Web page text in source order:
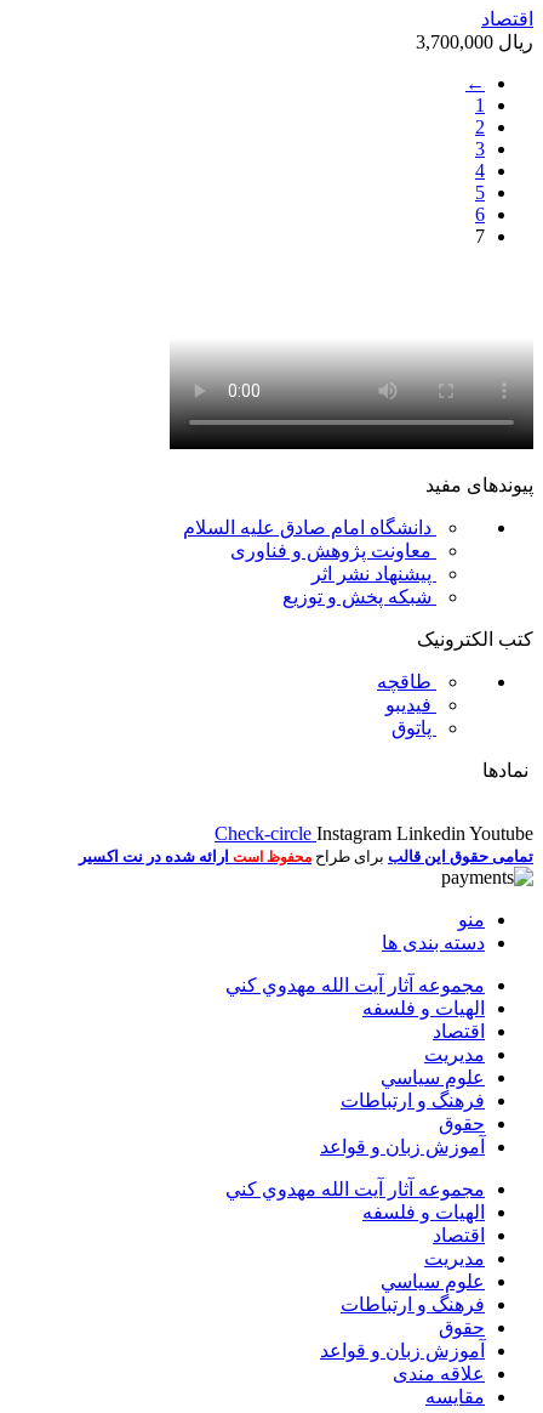
اقتصاد
ریال
←
1
2
3
4
5
6
7
پیوندهای مفید
دانشگاه امام صادق علیه السلام
معاونت پژوهش و فناوری
پیشنهاد نشر اثر
شبکه پخش و توزیع
کتب الکترونیک
طاقچه
فیدیبو
پاتوق
نمادها
Check-circle Instagram Linkedin Youtube
تمامی حقوق این قالب برای طراح محفوظ است ارائه شده در نت اکسیر
منو
دسته بندی ها
مجموعه آثار آيت الله مهدوي كني
الهیات و فلسفه
اقتصاد
مديريت
علوم سياسي
فرهنگ و ارتباطات
حقوق
آموزش زبان و قواعد
مجموعه آثار آيت الله مهدوي كني
الهیات و فلسفه
اقتصاد
مديريت
علوم سياسي
فرهنگ و ارتباطات
حقوق
آموزش زبان و قواعد
علاقه مندی
مقایسه